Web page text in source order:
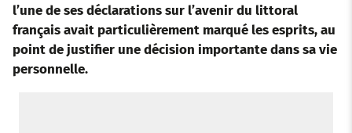
o
o
k
e a
p
r d
l’une de ses déclarations sur l’avenir du littoral
français avait particulièrement marqué les esprits, au
point de justifier une décision importante dans sa vie
personnelle.